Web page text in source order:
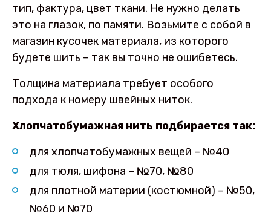
тип, фактура, цвет ткани. Не нужно делать
это на глазок, по памяти. Возьмите с собой в
магазин кусочек материала, из которого
будете шить – так вы точно не ошибетесь.
Толщина материала требует особого
подхода к номеру швейных ниток.
Хлопчатобумажная нить подбирается так:
для хлопчатобумажных вещей – №40
для тюля, шифона – №70, №80
для плотной материи (костюмной) – №50,
№60 и №70